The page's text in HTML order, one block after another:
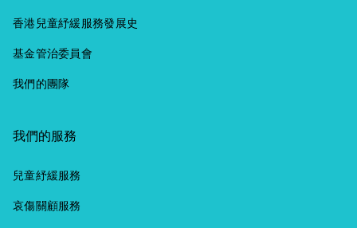
香港兒童紓緩服務發展史
基金管治委員會
我們的團隊
我們的服務
兒童紓緩服務
哀傷關顧服務